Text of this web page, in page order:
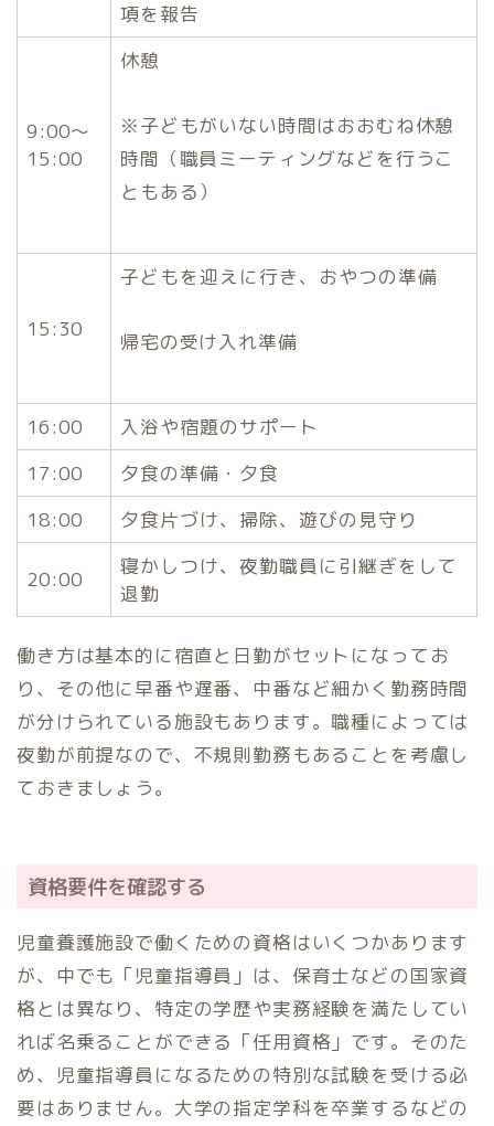
項を報告
9:00～
15:00
休憩
※子どもがいない時間はおおむね休憩
時間（職員ミーティングなどを行うこ
ともある）
15:30
子どもを迎えに行き、おやつの準備
帰宅の受け入れ準備
16:00
入浴や宿題のサポート
17:00
夕食の準備・夕食
18:00
夕食片づけ、掃除、遊びの見守り
20:00
寝かしつけ、夜勤職員に引継ぎをして
退勤
働き方は基本的に宿直と日勤がセットになってお
り、その他に早番や遅番、中番など細かく勤務時間
が分けられている施設もあります。職種によっては
夜勤が前提なので、不規則勤務もあることを考慮し
ておきましょう。
資格要件を確認する
児童養護施設で働くための資格はいくつかあります
が、中でも「児童指導員」は、保育士などの国家資
格とは異なり、特定の学歴や実務経験を満たしてい
れば名乗ることができる「任用資格」です。そのた
め、児童指導員になるための特別な試験を受ける必
要はありません。大学の指定学科を卒業するなどの